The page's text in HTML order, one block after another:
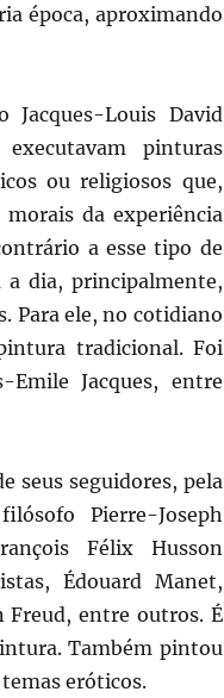
época, aproximando
Jacques-Louis David
pinturas
ou religiosos que,
da experiência
a esse tipo de
a dia, principalmente,
Para ele, no cotidiano
tradicional. Foi
Jacques, entre
seus seguidores, pela
Pierre-Joseph
Félix Husson
Édouard Manet,
Freud, entre outros. É
Também pintou
eróticos.